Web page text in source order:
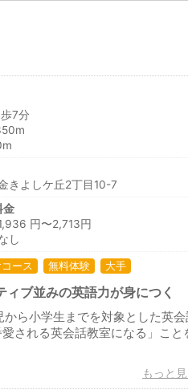
7分
きよしケ丘2丁目10-7
金
円〜2,713円
し
ース 無料体験 大手
ブ並みの英語力が身につく
ら小学生までを対象とした英会
される英会話教室になる」こと
もっと